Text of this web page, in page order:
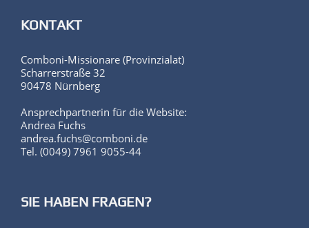
KONTAKT
Comboni-Missionare (Provinzialat)
Scharrerstraße 32
90478 Nürnberg
Ansprechpartnerin für die Website:
Andrea Fuchs
andrea.fuchs@comboni.de
Tel. (0049) 7961 9055-44
SIE HABEN FRAGEN?